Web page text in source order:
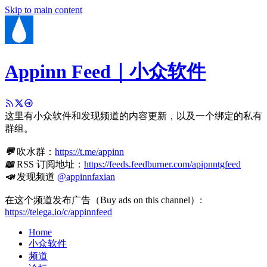
Skip to main content
Appinn Feed｜小众软件
这里有小众软件和发现频道的内容更新，以及一个绑定的私有
群组。
💬吹水群： https://t.me/appinn
📖RSS 订阅地址： https://feeds.feedburner.com/apipnntgfeed
📣发现频道 @appinnfaxian
在这个频道发布广告（Buy ads on this channel）:
https://telega.io/c/appinnfeed
Home
小众软件
频道